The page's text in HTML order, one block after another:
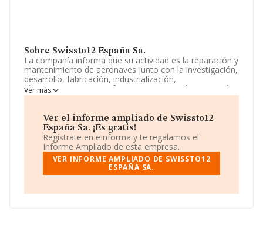
Sobre Swissto12 España Sa.
La compañía informa que su actividad es la reparación y
mantenimiento de aeronaves junto con la investigación,
desarrollo, fabricación, industrialización,
almacenamiento, transferencia, importación, portación,
tránsito, utilización, explotación, promoción y
y tecnologías, en los... La sociedad está registrada
como Sociedad Anónima. Clasifica su actividad CNAE
como 'Reparación y mantenimiento aeronáutico y
espacial', código 3316. No realiza actividad de
importación y/o exportación.
La sociedad españolaSwissto12 España S.A, con
domicilio social establecido en Calle Rufino Gonzalez
Ver más
Ver el informe ampliado de Swissto12
España Sa. ¡Es gratis!
Regístrate en eInforma y te regalamos el
Informe Ampliado de esta empresa.
VER INFORME AMPLIADO DE SWISSTO12
ESPAÑA SA.